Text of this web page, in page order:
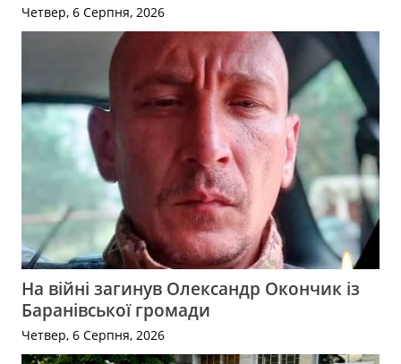
Четвер, 6 Серпня, 2026
На війні загинув Олександр Окончик із
Баранівської громади
Четвер, 6 Серпня, 2026